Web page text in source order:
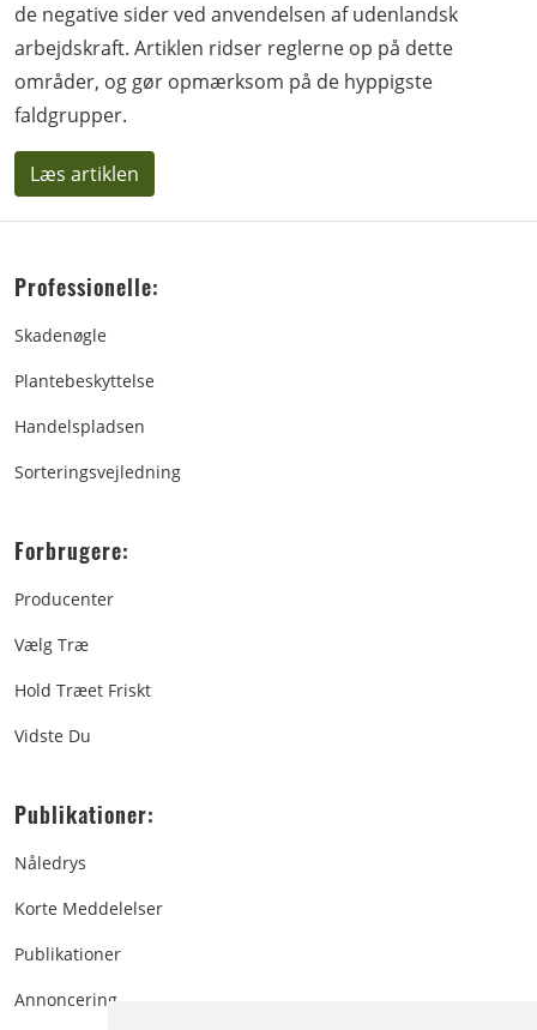
de negative sider ved anvendelsen af udenlandsk
arbejdskraft. Artiklen ridser reglerne op på dette
områder, og gør opmærksom på de hyppigste
faldgrupper.
Læs artiklen
Professionelle:
Skadenøgle
Plantebeskyttelse
Handelspladsen
Sorteringsvejledning
Forbrugere:
Producenter
Vælg Træ
Hold Træet Friskt
Vidste Du
Publikationer:
Nåledrys
Korte Meddelelser
Publikationer
Annoncering